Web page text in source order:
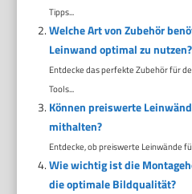
Tipps...
Welche Art von Zubehör
Leinwand optimal zu nutzen?
Entdecke das perfekte Zubehör für
Tools...
Können preiswerte
mithalten?
Entdecke, ob preiswerte Leinwände
Wie wichtig ist die
die optimale Bildqualität?